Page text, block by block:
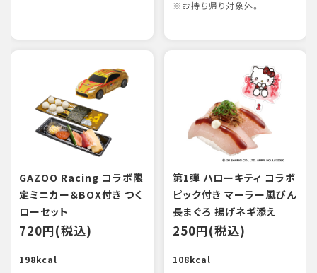
※お持ち帰り対象外。
GAZOO Racing コラボ限
定ミニカー＆BOX付き つく
ローセット
720円(税込)
198kcal
第1弾 ハローキティ コラボ
ピック付き マーラー風びん
長まぐろ 揚げネギ添え
250円(税込)
108kcal